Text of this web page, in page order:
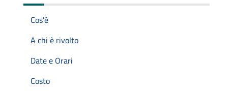
Cos'è
A chi è rivolto
Date e Orari
Costo